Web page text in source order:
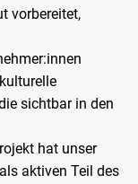
vorbereitet,
sichtbar in den
hat unser
aktiven Teil des